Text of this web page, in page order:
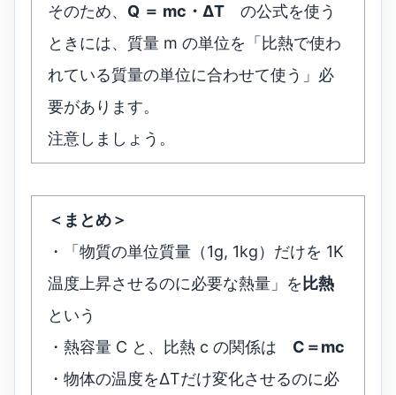
そのため、 Q ＝ mc・ΔT の公式を使う
ときには、質量 m の単位を「比熱で使わ
れている質量の単位に合わせて使う」必
要があります。
注意しましょう。
＜まとめ＞
・「物質の単位質量（1g, 1kg）だけを 1K
温度上昇させるのに必要な熱量」を 比熱
という
・熱容量 C と、比熱 c の関係は C＝mc
・物体の温度をΔTだけ変化させるのに必